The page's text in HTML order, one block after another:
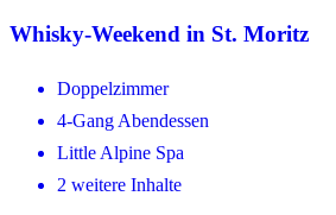
Whisky-Weekend in St. Moritz
Doppelzimmer
4-Gang Abendessen
Little Alpine Spa
2 weitere Inhalte